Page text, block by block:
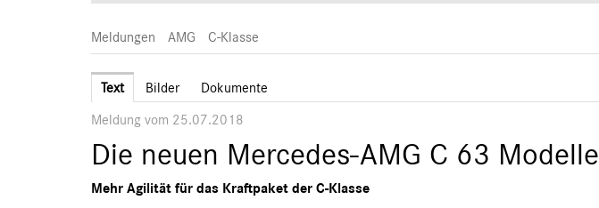
Meldungen AMG C-Klasse
Text Bilder Dokumente
Meldung vom 25.07.2018
Die neuen Mercedes-AMG C 63 Modelle
Mehr Agilität für das Kraftpaket der C-Klasse